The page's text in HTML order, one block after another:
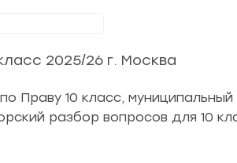
2025/26 г. Москва
Праву 10 класс, муниципальный
разбор вопросов для 10